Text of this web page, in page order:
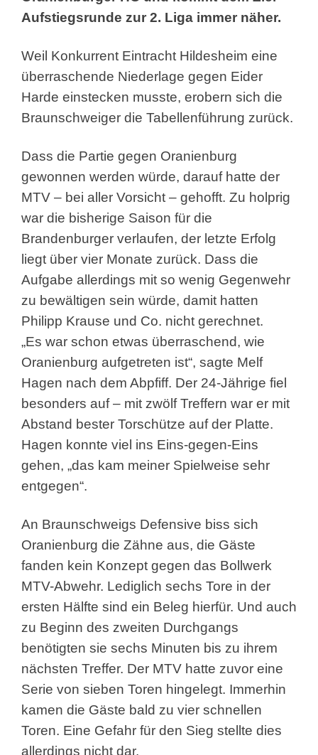
Aufstiegsrunde zur 2. Liga immer näher.
Weil Konkurrent Eintracht Hildesheim eine
überraschende Niederlage gegen Eider
Harde einstecken musste, erobern sich die
Braunschweiger die Tabellenführung zurück.
Dass die Partie gegen Oranienburg
gewonnen werden würde, darauf hatte der
MTV – bei aller Vorsicht – gehofft. Zu holprig
war die bisherige Saison für die
Brandenburger verlaufen, der letzte Erfolg
liegt über vier Monate zurück. Dass die
Aufgabe allerdings mit so wenig Gegenwehr
zu bewältigen sein würde, damit hatten
Philipp Krause und Co. nicht gerechnet.
„Es war schon etwas überraschend, wie
Oranienburg aufgetreten ist“, sagte Melf
Hagen nach dem Abpfiff. Der 24-Jährige fiel
besonders auf – mit zwölf Treffern war er mit
Abstand bester Torschütze auf der Platte.
Hagen konnte viel ins Eins-gegen-Eins
gehen, „das kam meiner Spielweise sehr
entgegen“.
An Braunschweigs Defensive biss sich
Oranienburg die Zähne aus, die Gäste
fanden kein Konzept gegen das Bollwerk
MTV-Abwehr. Lediglich sechs Tore in der
ersten Hälfte sind ein Beleg hierfür. Und auch
zu Beginn des zweiten Durchgangs
benötigten sie sechs Minuten bis zu ihrem
nächsten Treffer. Der MTV hatte zuvor eine
Serie von sieben Toren hingelegt. Immerhin
kamen die Gäste bald zu vier schnellen
Toren. Eine Gefahr für den Sieg stellte dies
allerdings nicht dar.